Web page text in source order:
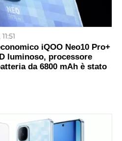
iQOO Neo10 Pro+
luminoso, processore
da 6800 mAh è stato